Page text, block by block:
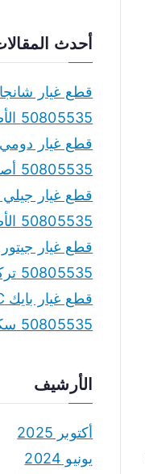
أحدث
50805535 الأصلية صيانة فورية
50805535 أصلية مع التركيب
50805535 الأصلية المكفولة
50805535 تركيب وصيانة
50805535 سكراب بايك فوري
الأرشيف
أكتوبر 2025
يونيو 2024